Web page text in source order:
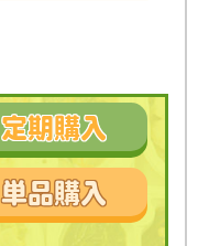
定期購入
単品購入